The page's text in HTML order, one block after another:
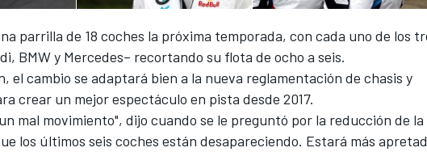
parrilla de 18 coches la próxima temporada, con cada uno de los
, BMW y Mercedes– recortando su flota de ocho a seis.
el cambio se adaptará bien a la nueva reglamentación de chasis y
crear un mejor espectáculo en pista desde 2017.
mal movimiento", dijo cuando se le preguntó por la reducción de
los últimos seis coches están desapareciendo. Estará más